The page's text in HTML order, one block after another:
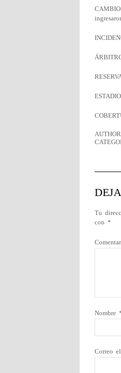
Tu
con *
Nombre
Correo